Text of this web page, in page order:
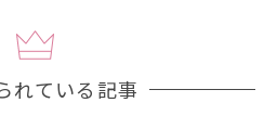
れている記事